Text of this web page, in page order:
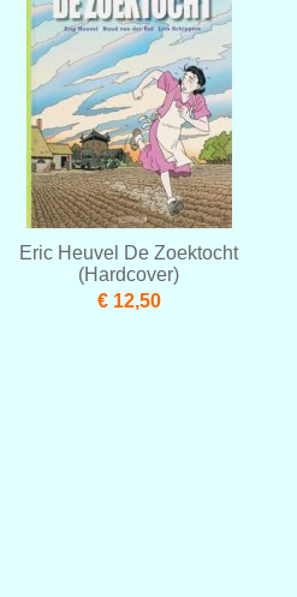
Eric Heuvel De Zoektocht
(Hardcover)
€ 12,50